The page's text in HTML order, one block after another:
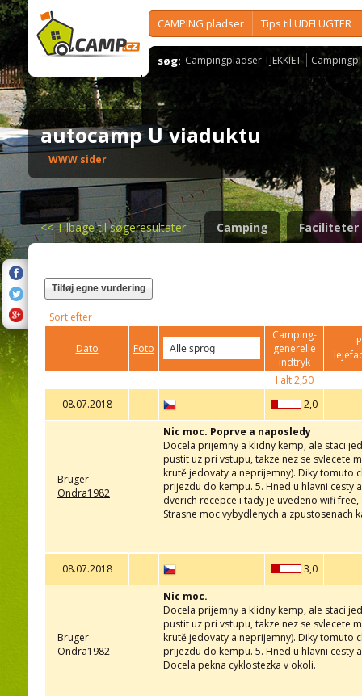
CAMPING pladser Tips til UDFLUGTER
søg: Campingpladser TJEKKIET
autocamp U viaduktu
WWW sider
<<Tilbage til søgeresultater Camping Faciliteter
Tilføj egne vurdering
Sort efter
Dato Foto
Camping-
generelle
indtryk
I alt2,50
08.07.2018
2,0
Bruger
Ondra1982
Nic moc. Poprve a naposledy
Docela prijemny a klidny kemp, ale staci
pustit uz pri vstupu, takze nez se svlecete
krutě jedovaty a neprijemny). Diky tomuto
prijezdu do kempu. 5. Hned u hlavni cesty
dverich recepce i tady je uvedeno wifi
Strasne moc vybydlenych a zpustosenach
08.07.2018 3,0
Bruger
Ondra1982
Nic moc.
Docela prijemny a klidny kemp, ale staci
pustit uz pri vstupu, takze nez se svlecete
krutě jedovaty a neprijemny). Diky tomuto
prijezdu do kempu. 5. Hned u hlavni cesty
Docela pekna cyklostezka v okoli.